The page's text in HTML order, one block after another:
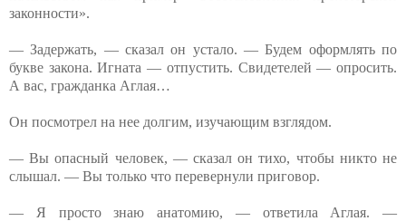
законности».
— Задержать, — сказал он устало. — Будем оформлять по
букве закона. Игната — отпустить. Свидетелей — опросить.
А вас, гражданка Аглая…
Он посмотрел на нее долгим, изучающим взглядом.
— Вы опасный человек, — сказал он тихо, чтобы никто не
слышал. — Вы только что перевернули приговор.
— Я просто знаю анатомию, — ответила Аглая. —